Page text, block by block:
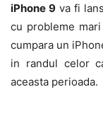
iPhone 9va fi
cu probleme
cumpara un
in randul celor
aceasta perioada.